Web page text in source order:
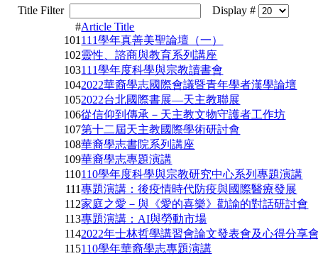
Title Filter
Display #
#Article Title
101 111學年真善美聖論壇（一）
102靈性、諮商與教育系列講座
103111學年度科學與宗教讀書會
1042022華裔學志國際會議暨青年學者漢學論壇
1052022台北國際書展—天主教聯展
106從信仰到傳承－天主教文物守護者工作坊
107第十二屆天主教國際學術研討會
108華裔學志書院系列講座
109華裔學志專題演講
110110學年度科學與宗教研究中心系列專題演講
111專題演講：後疫情時代防疫與國際醫療發展
112家庭之愛－與《愛的喜樂》勸諭的對話研討會
113專題演講：AI與勞動市場
1142022年士林哲學講習會論文發表會及心得分享
115110學年華裔學志專題演講